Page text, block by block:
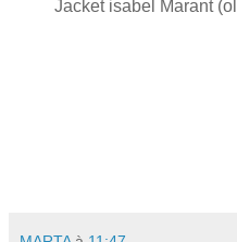
Jacket isabel Marant